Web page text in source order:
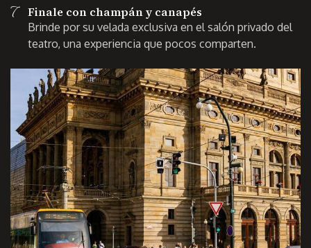
7 Finale con champán y canapés
Brinde por su velada exclusiva en el salón privado del
teatro, una experiencia que pocos comparten.